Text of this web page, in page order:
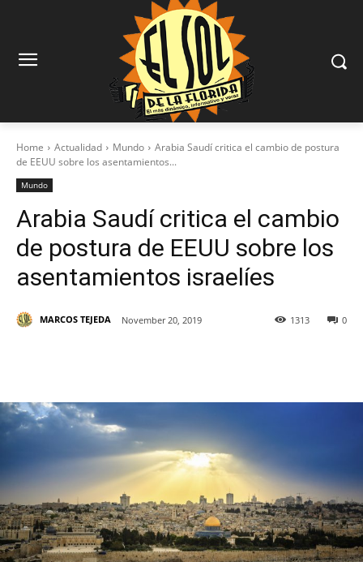
Home Actualidad Mundo
Arabia Saudí critica el cambio de postura
de EEUU sobre los asentamientos...
Mundo
Arabia Saudí critica el cambio
de postura de EEUU sobre los
asentamientos israelíes
MARCOS TEJEDA November 20, 2019 0
1313